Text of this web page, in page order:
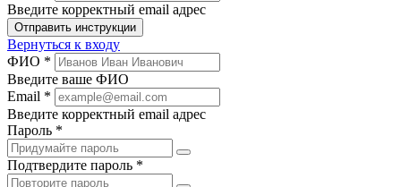
Введите корректный email адрес
Отправить инструкции
Вернуться к входу
ФИО *
Введите ваше ФИО
Email *
Введите корректный email адрес
Пароль *
Подтвердите пароль *